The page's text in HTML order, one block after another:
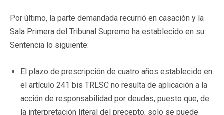
Por último, la parte demandada recurrió en casación y la
Sala Primera del Tribunal Supremo ha establecido en su
Sentencia lo siguiente:
El plazo de prescripción de cuatro años establecido en
el artículo 241 bis TRLSC no resulta de aplicación a la
acción de responsabilidad por deudas, puesto que, de
la interpretación literal del precepto, solo se puede